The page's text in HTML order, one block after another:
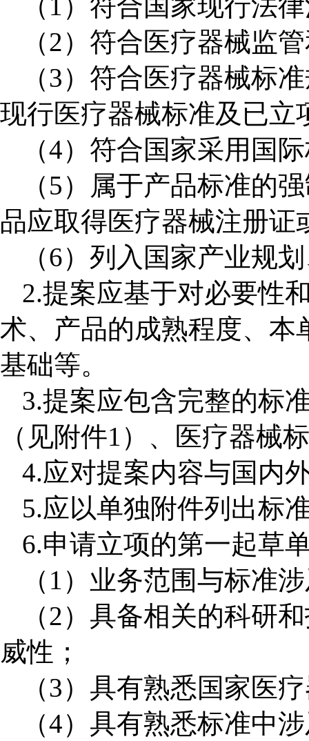
（2）符合医疗器械监
（3）符合医疗器械标
现行医疗器械标准及已立
（4）符合国家采用国
（5）属于产品标准的
品应取得医疗器械注册证
（6）列入国家产业规
2.提案应基于对必要性
术、产品的成熟程度、本
基础等。
3.提案应包含完整的标
（见附件1 ）、医疗器械
4.应对提案内容与国内
5.应以单独附件列出标
6.申请立项的第一起草
（ 1 ）业务范围与标准
（2）具备相关的科研
威性；
（3）具有熟悉国家医
（4）具有熟悉标准中